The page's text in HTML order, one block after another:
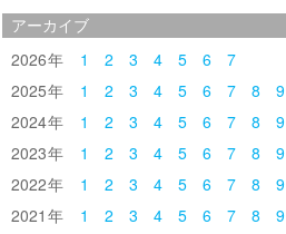
アーカイブ
2026 1 2 3 4 5 6
7
2025
1 2 3 4 5 6 7 8 9
2024
1 2 3 4 5 6 7 8 9
2023
1 2 3 4 5 6 7 8 9
2022
1 2 3 4 5 6 7 8 9
2021
1 2 3 4 5 6 7 8 9